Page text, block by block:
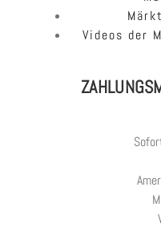
Videos der